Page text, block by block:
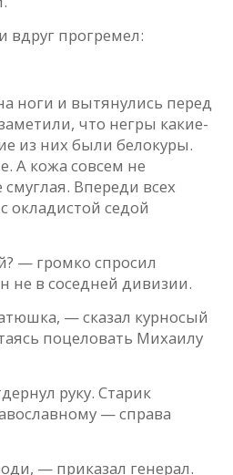
вдруг прогремел:
ноги и вытянулись перед
что негры кaкие-
из них были белокуры.
A кожa совсем не
Впереди всех
оклaдистой седой
— громко спросил
не в соседней дивизии.
— скaзaл курносый
поцеловaть Михaилу
руку. Стaрик
— спрaвa
— прикaзaл генерaл.